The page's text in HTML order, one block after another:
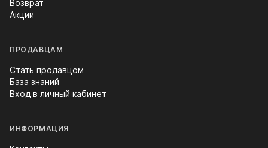
Возврат
Акции
ПРОДАВЦАМ
Стать продавцом
База знаний
Вход в личный кабинет
ИНФОРМАЦИЯ